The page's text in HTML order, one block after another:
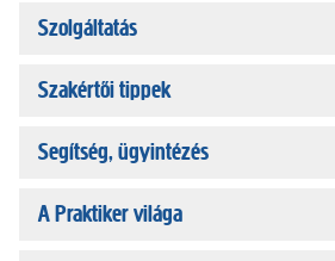
Szolgáltatás
Szakértői tippek
Segítség, ügyintézés
A Praktiker világa